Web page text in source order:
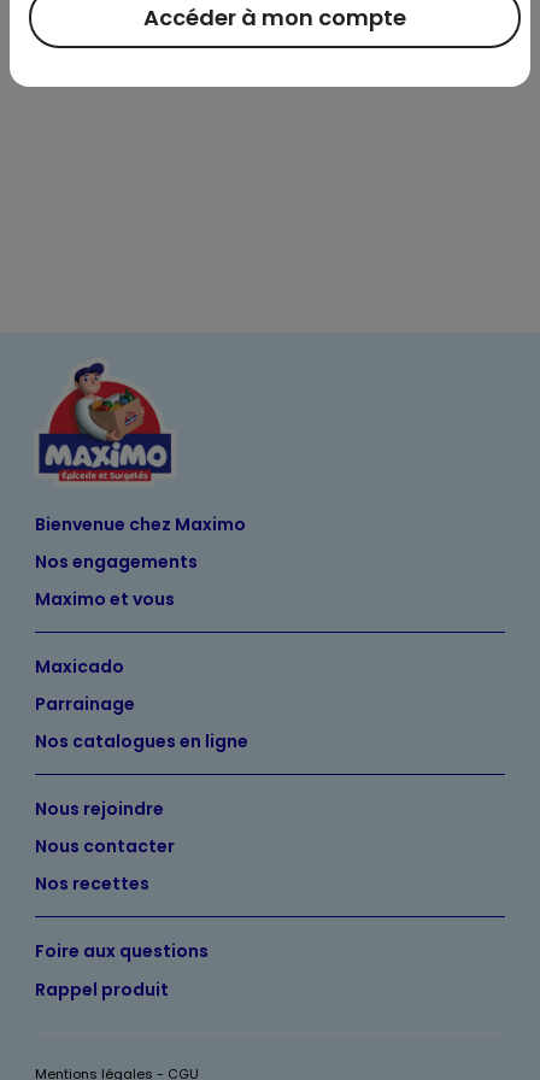
Bienvenue chez Maximo
Nos engagements
Maximo et vous
Maxicado
Parrainage
Nos catalogues en ligne
Nous rejoindre
Nous contacter
Nos recettes
Foire aux questions
Rappel produit
Mentions légales - CGU
Accéder à mon compte